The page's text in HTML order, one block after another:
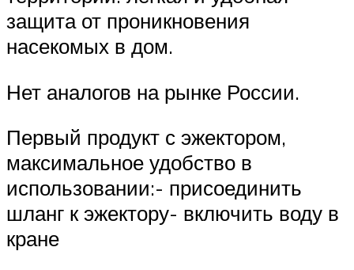
защита от проникновения
насекомых в дом.
Нет аналогов на рынке России.
Первый продукт с эжектором,
максимальное удобство в
использовании:- присоединить
шланг к эжектору- включить воду в
кране